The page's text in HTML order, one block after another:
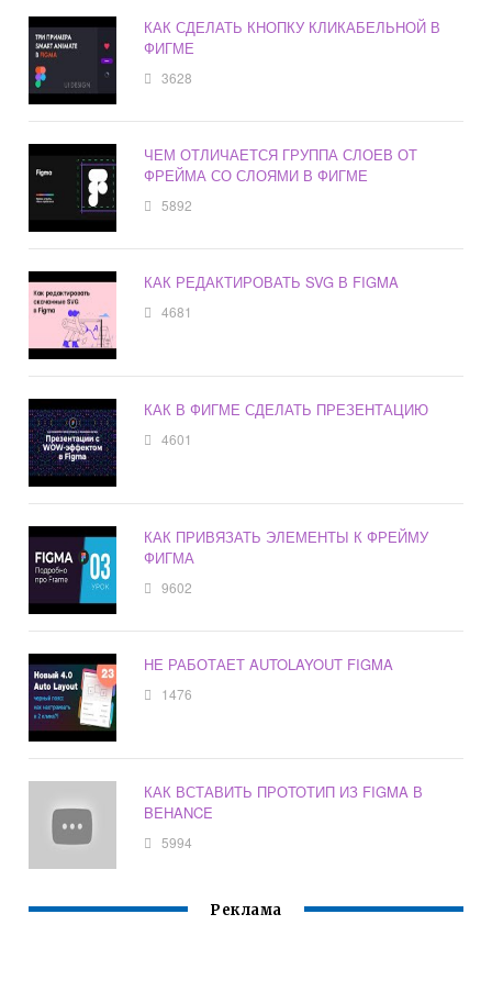
КАК СДЕЛАТЬ КНОПКУ КЛИКАБЕЛЬНОЙ В
ФИГМЕ
3628
ЧЕМ ОТЛИЧАЕТСЯ ГРУППА СЛОЕВ ОТ
ФРЕЙМА СО СЛОЯМИ В ФИГМЕ
5892
КАК РЕДАКТИРОВАТЬ SVG В FIGMA
4681
КАК В ФИГМЕ СДЕЛАТЬ ПРЕЗЕНТАЦИЮ
4601
КАК ПРИВЯЗАТЬ ЭЛЕМЕНТЫ К ФРЕЙМУ
ФИГМА
9602
НЕ РАБОТАЕТ AUTOLAYOUT FIGMA
1476
КАК ВСТАВИТЬ ПРОТОТИП ИЗ FIGMA В
BEHANCE
5994
Реклама